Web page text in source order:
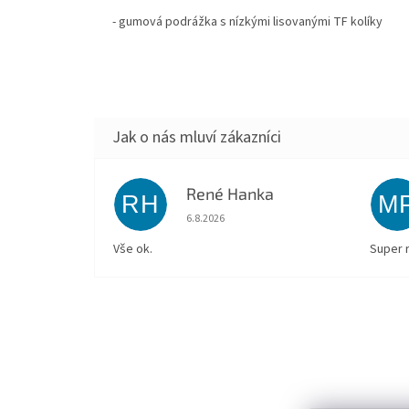
- gumová podrážka s nízkými lisovanými TF kolíky
RH René Hanka
Hodnocení obchodu je 5 z 5 hvězdiček.
6.8.2026
Vše ok. Super